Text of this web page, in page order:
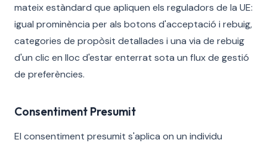
mateix estàndard que apliquen els reguladors de la UE:
igual prominència per als botons d'acceptació i rebuig,
categories de propòsit detallades i una via de rebuig
d'un clic en lloc d'estar enterrat sota un flux de gestió
de preferències.
Consentiment Presumit
El consentiment presumit s'aplica on un individu